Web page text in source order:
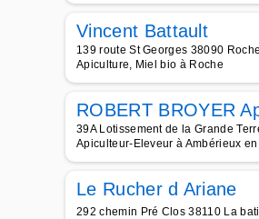
Vincent Battault
139 route St Georges 38090
Apiculture, Miel bio à Roche
ROBERT BROYER
39A Lotissement de la Grande
Apiculteur-Eleveur à Ambérieux
Le Rucher d Ariane
292 chemin Pré Clos 38110 La